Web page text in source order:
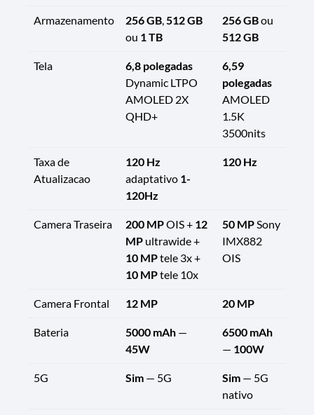
Armazenamento 256 GB,512 GB
ou 1 TB
256 GBou
512 GB
Tela
6,8 polegadas
Dynamic LTPO
AMOLED 2X
QHD+
6,59
polegadas
AMOLED
1.5K
3500nits
Taxa de
Atualizacao
120 Hz
adaptativo 1-
120Hz
120 Hz
Camera Traseira 200 MPOIS + 12
MP ultrawide +
10 MPtele 3x +
10 MPtele 10x
50 MPSony
IMX882
OIS
Camera Frontal 12 MP 20 MP
Bateria 5000 mAh —
45W
6500 mAh
— 100W
5G Sim — 5G Sim — 5G
nativo